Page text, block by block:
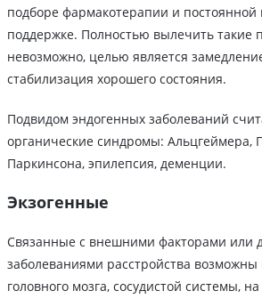
подборе фармакотерапии и постоянной
поддержке. Полностью вылечить такие
невозможно, целью является
стабилизация хорошего состояния.
Подвидом эндогенных заболеваний
органические синдромы: Альцгеймера,
Паркинсона, эпилепсия, деменции.
Экзогенные
Связанные с внешними факторами или
заболеваниями расстройства возможны
головного мозга, сосудистой системы,